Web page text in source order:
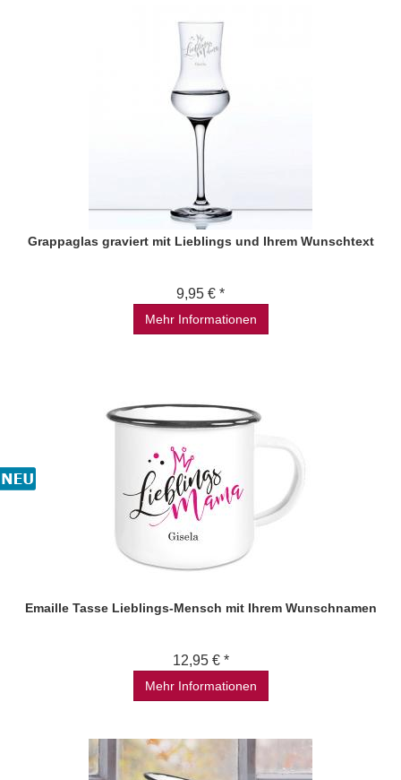
Grappaglas graviert mit Lieblings und Ihrem Wunschtext
9,95 € *
Mehr Informationen
Emaille Tasse Lieblings-Mensch mit Ihrem Wunschnamen
12,95 € *
Mehr Informationen